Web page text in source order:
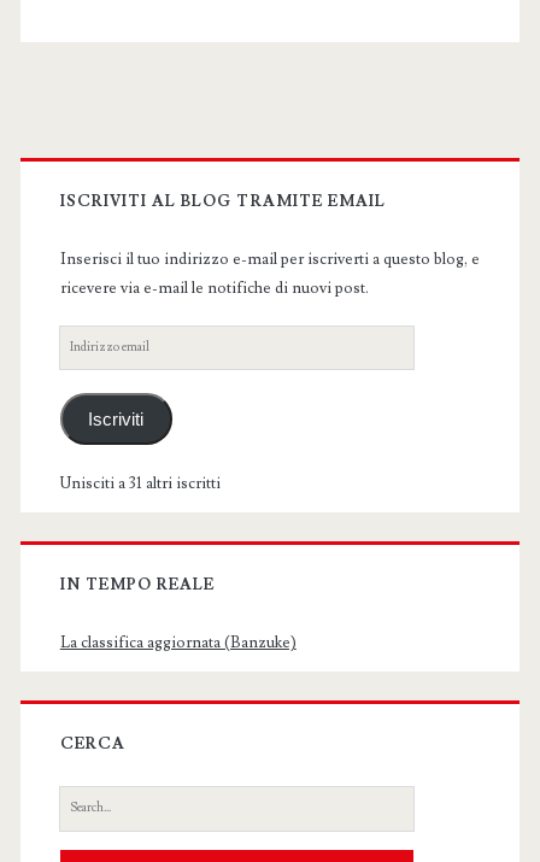
Primary
Sidebar
ISCRIVITI AL BLOG TRAMITE EMAIL
Inserisci il tuo indirizzo e-mail per iscriverti a questo blog, e
ricevere via e-mail le notifiche di nuovi post.
Indirizzo
email
Iscriviti
Unisciti a 31 altri iscritti
IN TEMPO REALE
La classifica aggiornata (Banzuke)
CERCA
Search
for: